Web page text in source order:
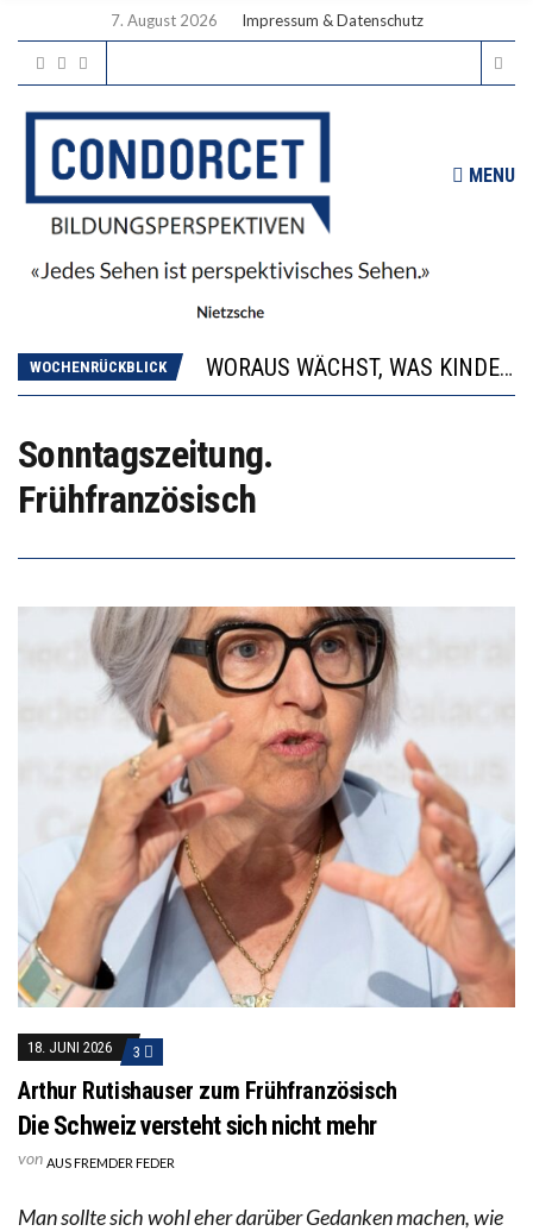
7. August 2026 Impressum & Datenschutz
MENU
WOCHENRÜCKBLICK
WORAUS WÄCHST, WAS KINDER TRÄGT
“WIR BEOBACHTEN EINEN REGELRECHTEN STURZFLUG BEI DEN LERNLEISTUNGEN”
Sonntagszeitung.
Frühfranzösisch
18. JUNI 2026 3
Arthur Rutishauser zum Frühfranzösisch
Die Schweiz versteht sich nicht mehr
von AUS FREMDER FEDER
Man sollte sich wohl eher darüber Gedanken machen, wie